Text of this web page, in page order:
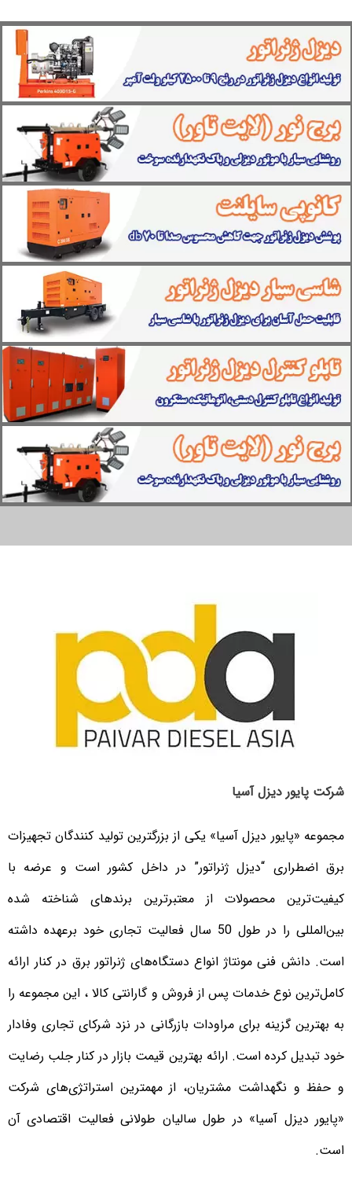
شرکت پایور دیزل آسیا
مجموعه «پایور دیزل آسیا» یکی از بزرگترین تولید کنندگان تجهیزات
برق اضطراری “دیزل ژنراتور” در داخل کشور است و عرضه با
کیفیت‌ترین محصولات از معتبرترین برندهای شناخته شده
بین‌المللی را در طول 50 سال فعالیت تجاری خود برعهده داشته
است. دانش فنی مونتاژ انواع دستگاه‌های ژنراتور برق در کنار ارائه
کامل‌ترین نوع خدمات پس از فروش و گارانتی کالا ، این مجموعه را
به بهترین گزینه برای مراودات بازرگانی در نزد شرکای تجاری وفادار
خود تبدیل کرده است. ارائه بهترین قیمت بازار در کنار جلب رضایت
و حفظ و نگهداشت مشتریان، از مهمترین استراتژی‌های شرکت
«پایور دیزل آسیا» در طول سالیان طولانی فعالیت اقتصادی آن
است.